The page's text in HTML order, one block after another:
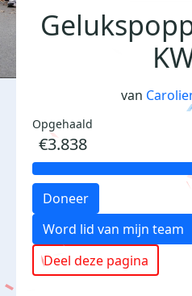
van
Opgehaald
€3.838
Doneer
Word lid van mijn team
Deel deze pagina